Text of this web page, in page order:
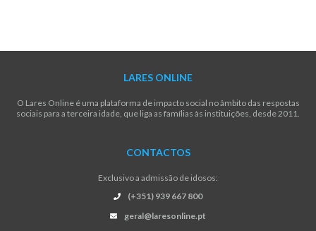
LARES ONLINE
O Lares Online é uma plataforma de impacto social no âmbito das respostas
sociais para a terceira idade, que liga as famílias às instituições, desde 2011.
CONTACTOS
Exclusivo a admissão de idosos:
(+351) 939 667 800
geral@laresonline.pt